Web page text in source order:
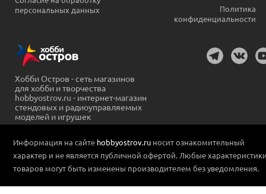
персональных данных
Политика
конфиденциальности
Хобби Остров - сеть магазинов
для хобби и творчества
hobbyostrov.ru - интернет-магазин
стендовых и радиоуправляемых
моделей и игрушек
Информация на сайте hobbyostrov.ru носит ознакомительный
характер и не является публичной офертой. Любые
товаров могут быть изменены производителем без уведомления.